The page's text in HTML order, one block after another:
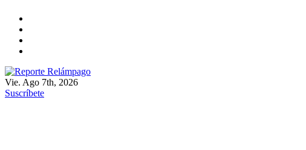
contenido
Reporte Relámpago
Claridad y rigor en cada noticia
Vie. Ago 7th, 2026
Suscríbete